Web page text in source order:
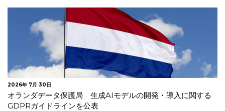
2026年 7月 30日
オランダデータ保護局 生成AIモデルの開発・導入に関する
GDPRガイドラインを公表